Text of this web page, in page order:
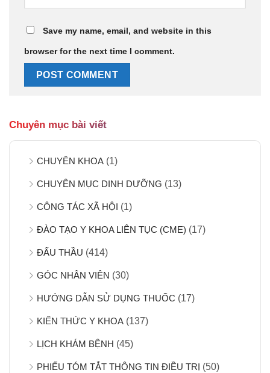
Save my name, email, and website in this
browser for the next time I comment.
Chuyên mục bài viết
CHUYÊN KHOA (1)
CHUYÊN MỤC DINH DƯỠNG (13)
CÔNG TÁC XÃ HỘI (1)
ĐÀO TẠO Y KHOA LIÊN TỤC (CME) (17)
ĐẤU THẦU (414)
GÓC NHÂN VIÊN (30)
HƯỚNG DẪN SỬ DỤNG THUỐC (17)
KIẾN THỨC Y KHOA (137)
LỊCH KHÁM BỆNH (45)
PHIẾU TÓM TẮT THÔNG TIN ĐIỀU TRỊ (50)